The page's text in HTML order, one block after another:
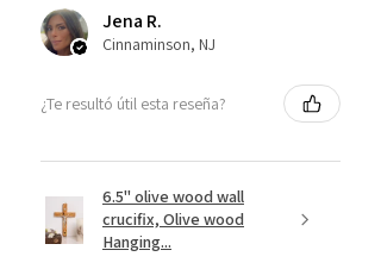
Jena R.
Cinnaminson, NJ
¿Te resultó útil esta reseña?
6.5" olive wood wall
crucifix, Olive wood
Hanging...